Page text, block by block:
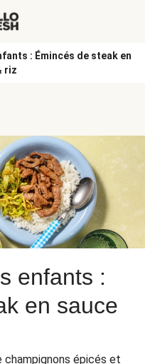
: Émincés de steak en
riz
enfants :
en sauce
épicés et